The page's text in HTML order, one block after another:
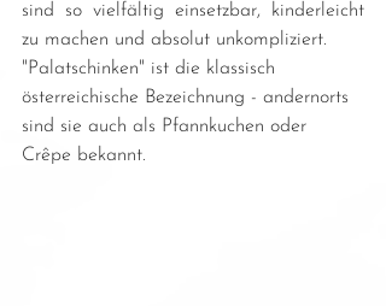
sind so vielfältig einsetzbar, kinderleicht
zu machen und absolut unkompliziert.
"Palatschinken" ist die klassisch
österreichische Bezeichnung - andernorts
sind sie auch als Pfannkuchen oder
Crêpe bekannt.